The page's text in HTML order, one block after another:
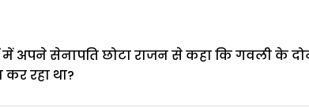
अपने सेनापति छोटा राजन से कहा कि गवली के
रहा था?